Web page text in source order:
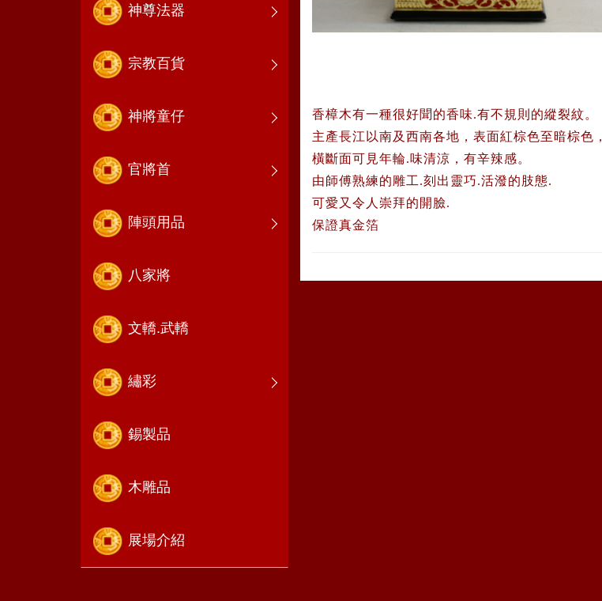
神尊法器
宗教百貨
神將童仔
官將首
陣頭用品
八家將
文轎.武轎
繡彩
錫製品
木雕品
展場介紹
香樟木有一種很好聞的香味.有不規則的縱裂紋。
主產長江以南及西南各地，表面紅棕色至暗棕色，
橫斷面可見年輪.味清涼，有辛辣感。
由師傅熟練的雕工.刻出 靈巧.活潑的肢態.
可愛又令人崇拜的開臉.
保證真金箔